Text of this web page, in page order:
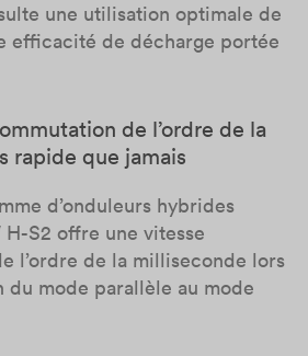
une utilisation optimale de
efficacité de décharge portée
de l’ordre de la
rapide que jamais
d’onduleurs hybrides
H-S2 offre une vitesse
l’ordre de la milliseconde lors
du mode parallèle au mode